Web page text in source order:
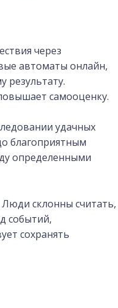
через
автоматы онлайн,
результату.
самооценку.
удачных
благоприятным
определенными
Люди склонны считать,
событий,
сохранять